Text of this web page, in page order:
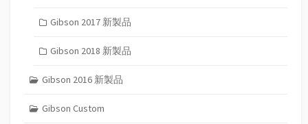
Gibson 2017 新製品
Gibson 2018 新製品
Gibson 2016 新製品
Gibson Custom